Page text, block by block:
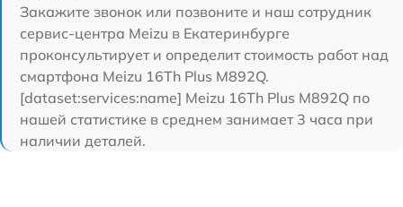
Закажите звонок или позвоните и наш сотрудник
сервис-центра Meizu в Екатеринбурге
проконсультирует и определит стоимость работ над
смартфона Meizu 16Th Plus M892Q.
[dataset:services:name] Meizu 16Th Plus M892Q по
нашей статистике в среднем занимает 3 часа при
наличии деталей.